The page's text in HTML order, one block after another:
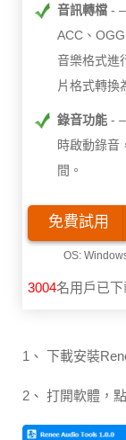
音訊轉檔
ACC、
音樂格式進
片格式轉換
錄音功能
時啟動錄音
間。
免費試用
3004名用戶已下
1、 下載安裝
2、 打開軟體，